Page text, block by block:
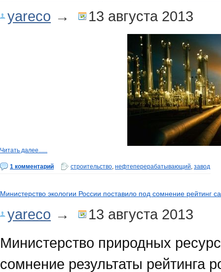
yareco → 13 августа 2013
Читать далее......
1 комментарий строительство, нефтеперерабатывающий, завод
Министерство экологии России поставило под сомнение рейтинг
yareco →
13 августа 2013
Министерство природных
сомнение результаты рейтинга